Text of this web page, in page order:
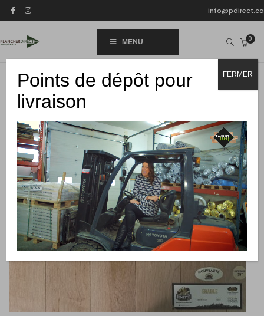
info@pdirect.ca
MENU 0
Points de dépôt pour
livraison
FERMER